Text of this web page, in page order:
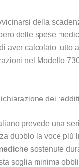
della
delle spese
aver calcolato tutto
nel Modello
dei
prevede una
dubbio la voce più
sostenute
soglia minima